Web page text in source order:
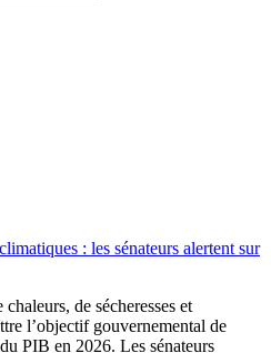
: les sénateurs alertent sur
de sécheresses et
l’objectif gouvernemental de
PIB en 2026. Les sénateurs